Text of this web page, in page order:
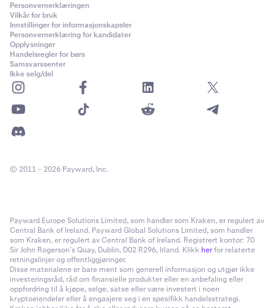
Personvernerklæringen
Vilkår for bruk
Innstillinger for informasjonskapsler
Personvernerklæring for kandidater
Opplysninger
Handelsregler for børs
Samsvarssenter
Ikke selg/del
© 2011 – 2026 Payward, Inc.
Payward Europe Solutions Limited, som handler som Kraken, er regulert av
Central Bank of Ireland. Payward Global Solutions Limited, som handler
som Kraken, er regulert av Central Bank of Ireland. Registrert kontor: 70
Sir John Rogerson’s Quay, Dublin, D02 R296, Irland. Klikk herfor relaterte
retningslinjer og offentliggjøringer.
Disse materialene er bare ment som generell informasjon og utgjør ikke
investeringsråd, råd om finansielle produkter eller en anbefaling eller
oppfordring til å kjøpe, selge, satse eller være investert i noen
kryptoeiendeler eller å engasjere seg i en spesifikk handelsstrategi.